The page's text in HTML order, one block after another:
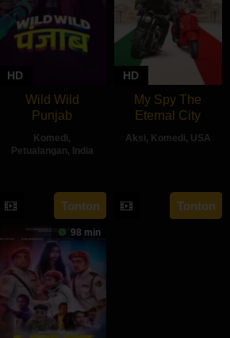
HD
Wild Wild
Punjab
Komedi,
Petualangan, India
Jul
2024
Singh
Tonton
HD
My Spy The
Eternal City
Aksi, Komedi, USA
2024
Tonton
98 min